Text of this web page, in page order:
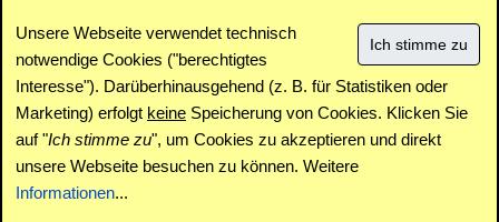
Unsere Webseite verwendet technisch
notwendige Cookies ("berechtigtes
Interesse"). Darüberhinausgehend (z. B. für Statistiken oder
Marketing) erfolgt keine Speicherung von Cookies. Klicken Sie
auf "Ich stimme zu", um Cookies zu akzeptieren und direkt
unsere Webseite besuchen zu können. Weitere
Informationen...
verschlüsselte Verbindung (SSL) abgerufen werden:
https://www.windowspage.de/tipps/021411.html
Impressum | Kontakt | Datenschutz / Cookies |
SPAM /
Abuse
| Newsletter | Forum